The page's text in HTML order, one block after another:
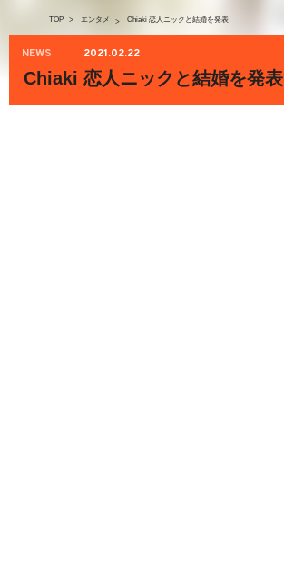
TOP > エンタメ > Chiaki 恋人ニックと結婚を発表
NEWS 2021.02.22
Chiaki 恋人ニックと結婚を発表